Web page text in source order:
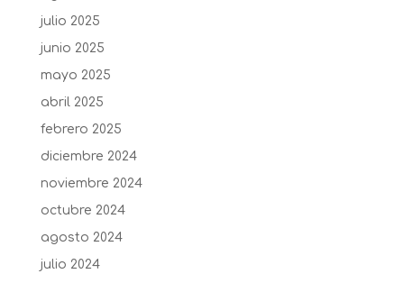
julio 2025
junio 2025
mayo 2025
abril 2025
febrero 2025
diciembre 2024
noviembre 2024
octubre 2024
agosto 2024
julio 2024